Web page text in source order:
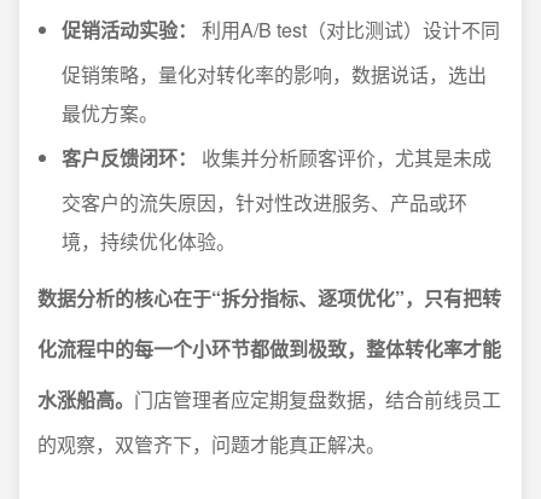
促销活动实验：
利用A/B test（对比测试）设计不同
促销策略，量化对转化率的影响，数据说话，选出
最优方案。
客户反馈闭环：
收集并分析顾客评价，尤其是未成
交客户的流失原因，针对性改进服务、产品或环
境，持续优化体验。
数据分析的核心在于“拆分指标、逐项优化”，只有把转
化流程中的每一个小环节都做到极致，整体转化率才能
水涨船高。 门店管理者应定期复盘数据，结合前线员工
的观察，双管齐下，问题才能真正解决。